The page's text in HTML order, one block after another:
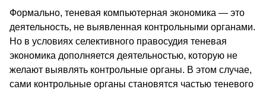
Формально, теневая компьютерная экономика — это
деятельность, не выявленная контрольными органами.
Но в условиях селективного правосудия теневая
экономика дополняется деятельностью, которую не
желают выявлять контрольные органы. В этом случае,
сами контрольные органы становятся частью теневого